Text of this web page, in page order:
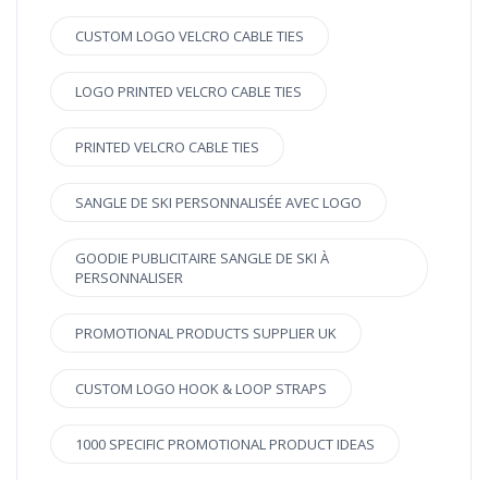
CUSTOM LOGO VELCRO CABLE TIES
LOGO PRINTED VELCRO CABLE TIES
PRINTED VELCRO CABLE TIES
SANGLE DE SKI PERSONNALISÉE AVEC LOGO
GOODIE PUBLICITAIRE SANGLE DE SKI À
PERSONNALISER
PROMOTIONAL PRODUCTS SUPPLIER UK
CUSTOM LOGO HOOK & LOOP STRAPS
1000 SPECIFIC PROMOTIONAL PRODUCT IDEAS